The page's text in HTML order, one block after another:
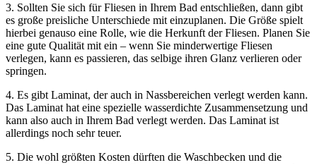
3. Sollten Sie sich für Fliesen in Ihrem Bad entschließen, dann gibt
es große preisliche Unterschiede mit einzuplanen. Die Größe spielt
hierbei genauso eine Rolle, wie die Herkunft der Fliesen. Planen Sie
eine gute Qualität mit ein – wenn Sie minderwertige Fliesen
verlegen, kann es passieren, das selbige ihren Glanz verlieren oder
springen.
4. Es gibt Laminat, der auch in Nassbereichen verlegt werden kann.
Das Laminat hat eine spezielle wasserdichte Zusammensetzung und
kann also auch in Ihrem Bad verlegt werden. Das Laminat ist
allerdings noch sehr teuer.
5. Die wohl größten Kosten dürften die Waschbecken und die